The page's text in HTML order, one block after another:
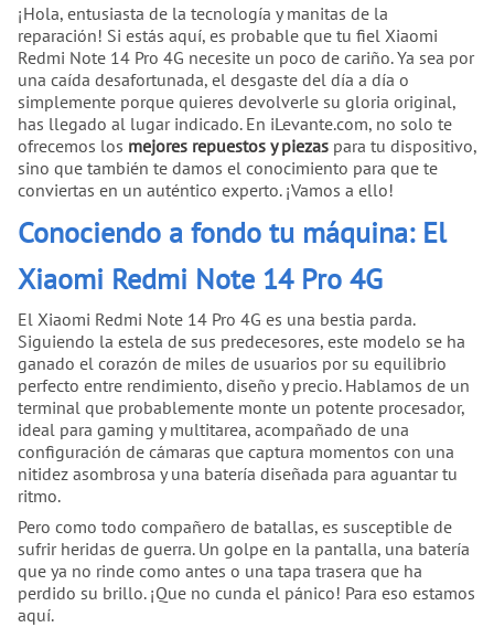
¡Hola, entusiasta de la tecnología y manitas de la
reparación! Si estás aquí, es probable que tu fiel Xiaomi
Redmi Note 14 Pro 4G necesite un poco de cariño. Ya sea por
una caída desafortunada, el desgaste del día a día o
simplemente porque quieres devolverle su gloria original,
has llegado al lugar indicado. En iLevante.com, no solo te
ofrecemos los mejores repuestos y piezas para tu dispositivo,
sino que también te damos el conocimiento para que te
conviertas en un auténtico experto. ¡Vamos a ello!
Conociendo a fondo tu máquina: El
Xiaomi Redmi Note 14 Pro 4G
El Xiaomi Redmi Note 14 Pro 4G es una bestia parda.
Siguiendo la estela de sus predecesores, este modelo se ha
ganado el corazón de miles de usuarios por su equilibrio
perfecto entre rendimiento, diseño y precio. Hablamos de un
terminal que probablemente monte un potente procesador,
ideal para gaming y multitarea, acompañado de una
configuración de cámaras que captura momentos con una
nitidez asombrosa y una batería diseñada para aguantar tu
ritmo.
Pero como todo compañero de batallas, es susceptible de
sufrir heridas de guerra. Un golpe en la pantalla, una batería
que ya no rinde como antes o una tapa trasera que ha
perdido su brillo. ¡Que no cunda el pánico! Para eso estamos
aquí.